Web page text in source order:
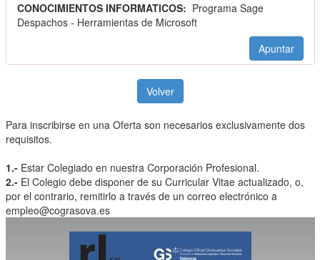
CONOCIMIENTOS INFORMATICOS: Programa Sage
Despachos - Herramientas de Microsoft
Apuntar
Volver
Para inscribirse en una Oferta son necesarios exclusivamente dos
requisitos.
1.-Estar Colegiado en nuestra Corporación Profesional.
2.-El Colegio debe disponer de su Curricular Vitae actualizado, o,
por el contrario, remitirlo a través de un correo electrónico a
empleo@cograsova.es